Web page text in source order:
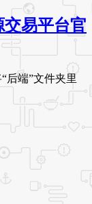
易平台官
后端”文件夹里